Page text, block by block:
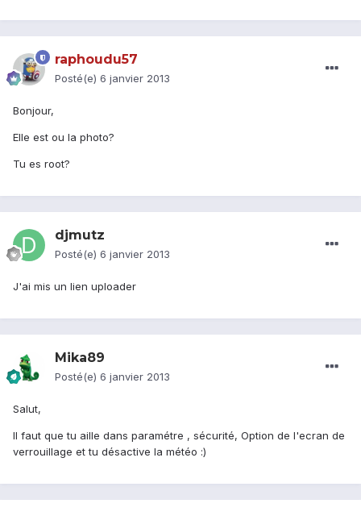
raphoudu57
Posté(e) 6 janvier 2013
Bonjour,
Elle est ou la photo?
Tu es root?
djmutz
Posté(e) 6 janvier 2013
J'ai mis un lien uploader
Mika89
Posté(e) 6 janvier 2013
Salut,
Il faut que tu aille dans paramétre , sécurité, Option de l'ecran de
verrouillage et tu désactive la météo :)